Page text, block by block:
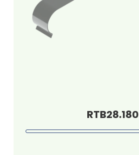
RTB28.180